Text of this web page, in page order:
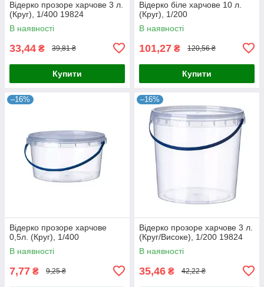
Відерко прозоре харчове 3 л.
(Круг), 1/400 19824
В наявності
33,44 ₴ 39,81 ₴
Купити
Відерко біле харчове 10 л.
(Круг), 1/200
В наявності
101,27 ₴ 120,56 ₴
Купити
–16%
Відерко прозоре харчове
0,5л. (Круг), 1/400
В наявності
7,77 ₴ 9,25 ₴
–16%
Відерко прозоре харчове 3 л.
(Круг/Високе), 1/200 19824
В наявності
35,46 ₴ 42,22 ₴